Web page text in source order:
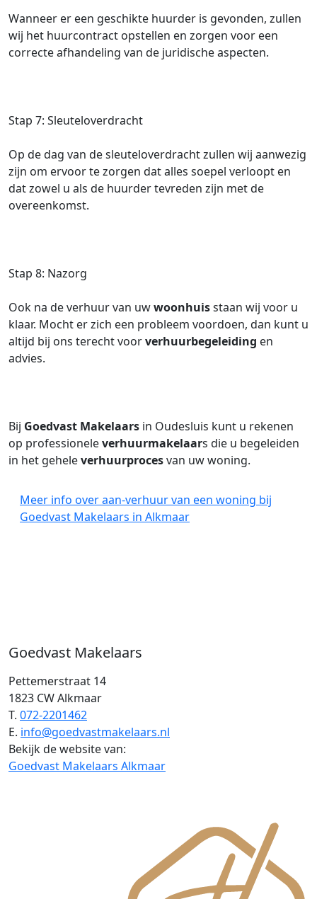
Goedvast Makelaars
Pettemerstraat 14
1823 CW Alkmaar
T. 072-2201462
E. info@goedvastmakelaars.nl
Bekijk de website van:
Goedvast Makelaars Alkmaar
Wanneer er een geschikte huurder is gevonden, zullen
wij het huurcontract opstellen en zorgen voor een
correcte afhandeling van de juridische aspecten.
Stap 7: Sleuteloverdracht
Op de dag van de sleuteloverdracht zullen wij aanwezig
zijn om ervoor te zorgen dat alles soepel verloopt en
dat zowel u als de huurder tevreden zijn met de
overeenkomst.
Stap 8: Nazorg
Ook na de verhuur van uwwoonhuisstaan wij voor u
klaar. Mocht er zich een probleem voordoen, dan kunt u
altijd bij ons terecht voorverhuurbegeleiding en
advies.
Bij Goedvast Makelaars in Oudesluis kunt u rekenen
op professioneleverhuurmakelaars die u begeleiden
in het geheleverhuurprocesvan uw woning.
Meer info over aan-verhuur van een woning bij
Goedvast Makelaars in Alkmaar